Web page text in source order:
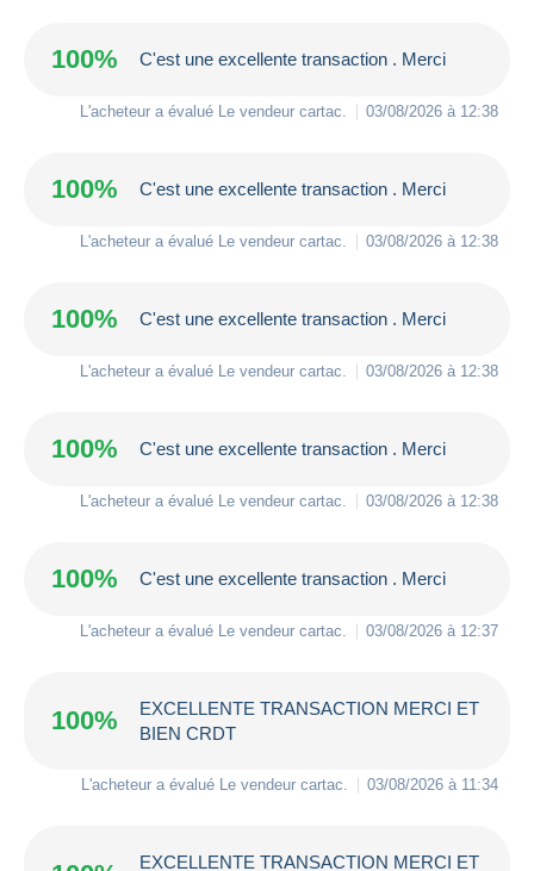
100% C'est une excellente transaction . Merci
L'acheteur a évalué Le vendeur cartac 03/08/2026 à 12:38
100% C'est une excellente transaction . Merci
L'acheteur a évalué Le vendeur cartac 03/08/2026 à 12:38
100% C'est une excellente transaction . Merci
L'acheteur a évalué Le vendeur cartac 03/08/2026 à 12:38
100% C'est une excellente transaction . Merci
L'acheteur a évalué Le vendeur cartac 03/08/2026 à 12:38
100% C'est une excellente transaction . Merci
L'acheteur a évalué Le vendeur cartac 03/08/2026 à 12:37
100%
EXCELLENTE TRANSACTION MERCI ET
BIEN CRDT
L'acheteur a évalué Le vendeur cartac 03/08/2026 à 11:34
EXCELLENTE TRANSACTION MERCI ET